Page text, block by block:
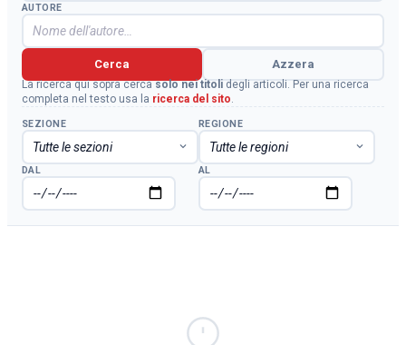
AUTORE
Cerca Azzera
La ricerca qui sopra cercasolo nei titoli degli articoli. Per una ricerca
completa nel testo usa la ricerca del sito
SEZIONE REGIONE
DAL AL